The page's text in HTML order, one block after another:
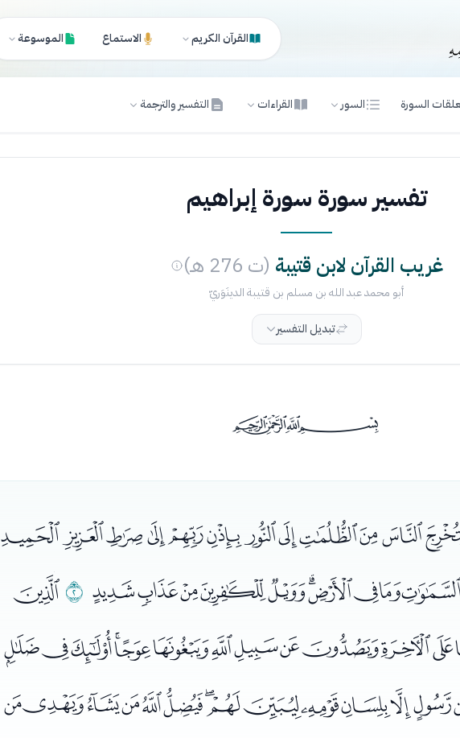
القرآن الكريم الاستماع الموسوعة
السورة السور القراءات التفسير والترجمة
تفسير سورة سورة إبراهيم
غريب القرآن لابن قتيبة (ت 276 هـ)
أبو محمد عبد الله بن مسلم بن قتيبة الدينَوَريّ
تبديل التفسير
ﰡ
ﮃﮄ